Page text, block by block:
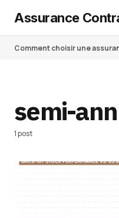
Assurance
Comment choisir une
semi-
1 post